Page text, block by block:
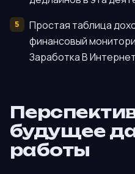
Простая таблица
финансовый
Заработка В
будущее
работы